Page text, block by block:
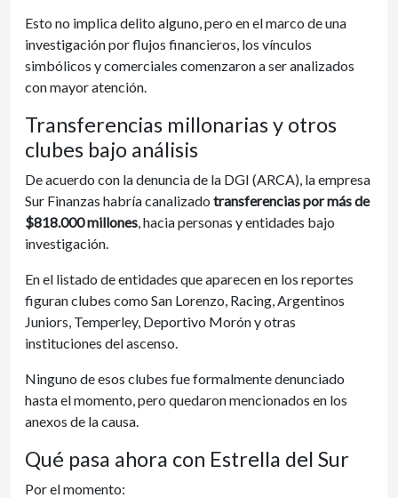
Esto no implica delito alguno, pero en el marco de una
investigación por flujos financieros, los vínculos
simbólicos y comerciales comenzaron a ser analizados
con mayor atención.
Transferencias millonarias y otros
clubes bajo análisis
De acuerdo con la denuncia de la DGI (ARCA), la empresa
Sur Finanzas habría canalizado transferencias por más de
$818.000 millones, hacia personas y entidades bajo
investigación.
En el listado de entidades que aparecen en los reportes
figuran clubes como San Lorenzo, Racing, Argentinos
Juniors, Temperley, Deportivo Morón y otras
instituciones del ascenso.
Ninguno de esos clubes fue formalmente denunciado
hasta el momento, pero quedaron mencionados en los
anexos de la causa.
Qué pasa ahora con Estrella del Sur
Por el momento: